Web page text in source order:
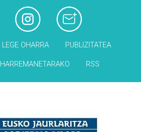
LEGE OHARRA PUBLIZITATEA
HARREMANETARAKO RSS